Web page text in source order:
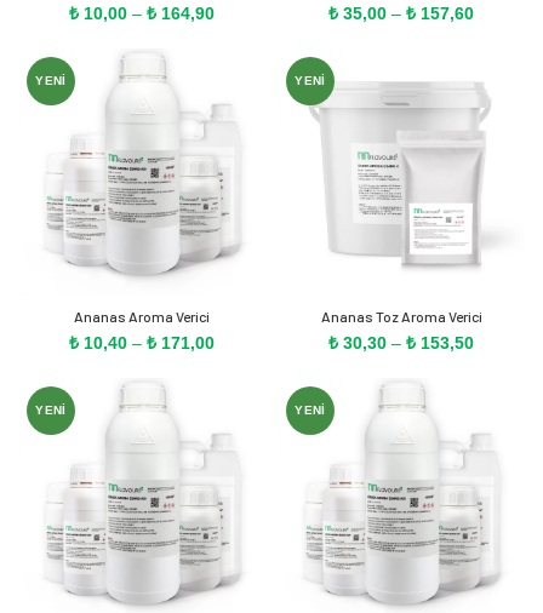
₺ 10,00 – ₺ 164,90Fiyat
₺ 35,00 – ₺ 157,60Fiyat
₺ 157,60
YENI
Ananas Aroma Verici
₺ 10,40 – ₺ 171,00Fiyat
YENI
Ananas Toz Aroma Verici
₺ 30,30 – ₺ 153,50Fiyat
YENI YENI